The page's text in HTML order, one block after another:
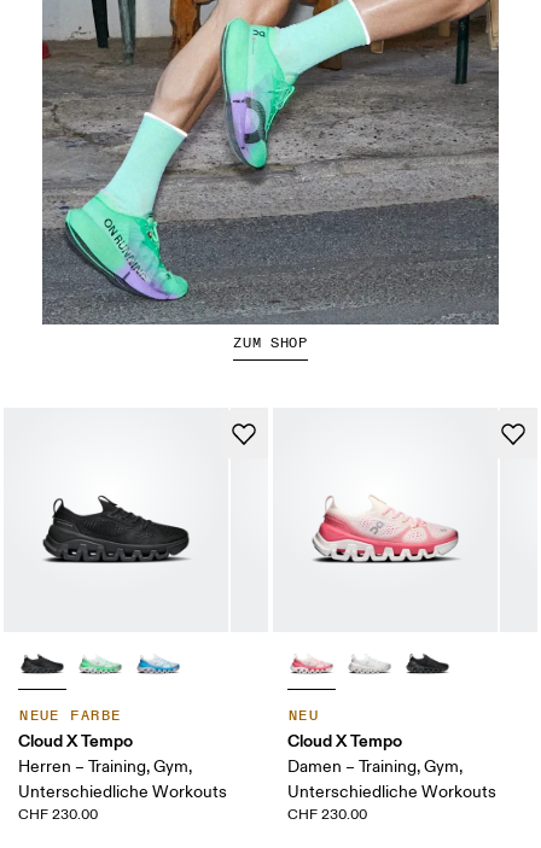
NEUE FARBE
Cloud X Tempo
Herren – Training, Gym,
Unterschiedliche Workouts
CHF 230.00
NEU
Cloud X Tempo
Damen – Training, Gym,
Unterschiedliche Workouts
CHF 230.00
Der Cloudboom Strike 2
ZUM SHOP